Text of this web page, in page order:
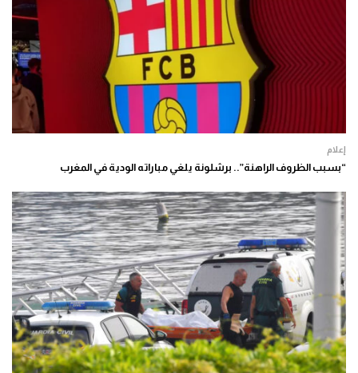
إعلام
“بسبب الظروف الراهنة”.. برشلونة يلغي مباراته الودية في المغرب